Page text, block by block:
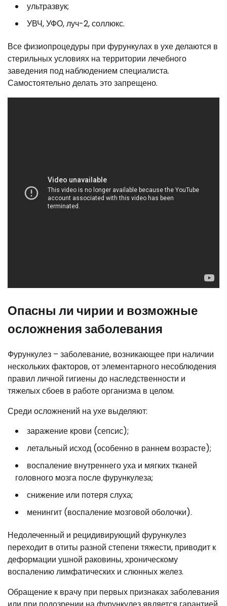
ультразвук;
УВЧ, УФО, луч-2, соллюкс.
Все физиопроцедуры при фурункулах в ухе делаются в
стерильных условиях на территории лечебного
заведения под наблюдением специалиста.
Самостоятельно делать это запрещено.
Опасны ли чирии и возможные
осложнения заболевания
Фурункулез – заболевание, возникающее при наличии
нескольких факторов, от элементарного несоблюдения
правил личной гигиены до наследственности и
тяжелых сбоев в работе организма в целом.
Среди осложнений на ухе выделяют:
заражение крови (сепсис);
летальный исход (особенно в раннем возрасте);
воспаление внутреннего уха и мягких тканей
головного мозга после фурункулеза;
снижение или потеря слуха;
менингит (воспаление мозговой оболочки).
Недолеченный и рецидивирующий фурункулез
переходит в отиты разной степени тяжести, приводит к
деформации ушной раковины, хроническому
воспалению лимфатических и слюнных желез.
Обращение к врачу при первых признаках заболевания